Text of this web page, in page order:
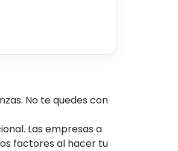
No te quedes con
Las empresas a
factores al hacer tu